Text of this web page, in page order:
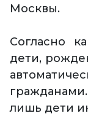
Москвы.
Согласно
дети,
лишь дети